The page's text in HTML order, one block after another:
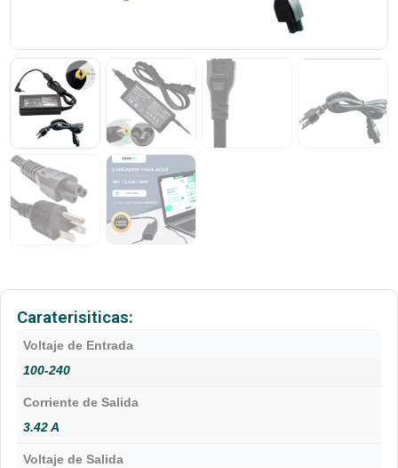
Caraterisiticas:
Voltaje de Entrada
100-240
Corriente de Salida
3.42 A
Voltaje de Salida